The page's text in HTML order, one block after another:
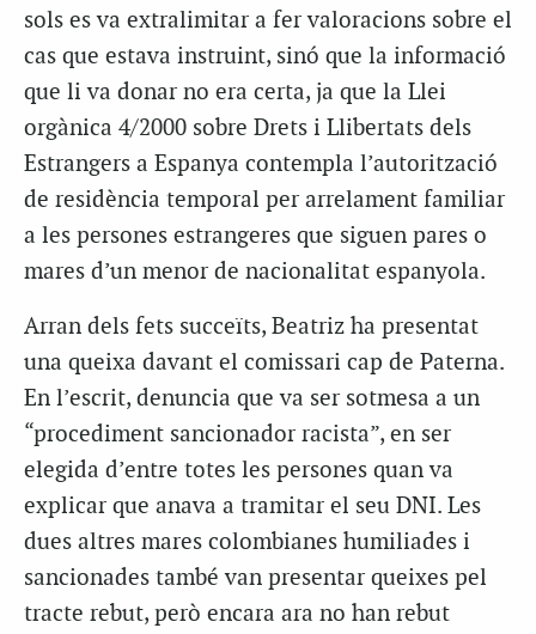
sols es va extralimitar a fer valoracions sobre el
cas que estava instruint, sinó que la informació
que li va donar no era certa, ja que la Llei
orgànica 4/2000 sobre Drets i Llibertats dels
Estrangers a Espanya contempla l’autorització
de residència temporal per arrelament familiar
a les persones estrangeres que siguen pares o
mares d’un menor de nacionalitat espanyola.
Arran dels fets succeïts, Beatriz ha presentat
una queixa davant el comissari cap de Paterna.
En l’escrit, denuncia que va ser sotmesa a un
“procediment sancionador racista”, en ser
elegida d’entre totes les persones quan va
explicar que anava a tramitar el seu DNI. Les
dues altres mares colombianes humiliades i
sancionades també van presentar queixes pel
tracte rebut, però encara ara no han rebut